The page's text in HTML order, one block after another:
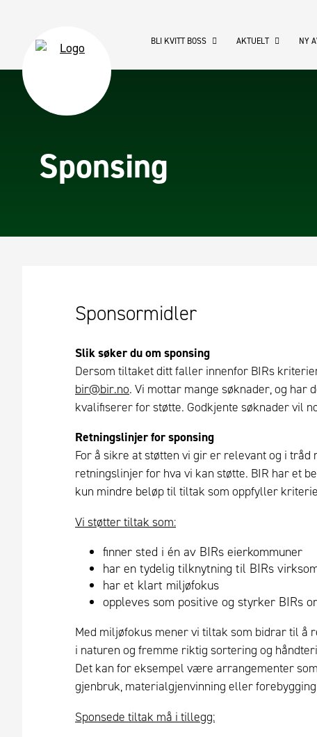
BLI KVITT BOSS AKTUELT NY
Sponsing
Sponsormidler
Slik søker du om sponsing
Dersom tiltaket ditt faller innenfor BIRs
bir@bir.no. Vi mottar mange søknader, og har
kvalifiserer for støtte. Godkjente søknader vil
Retningslinjer for sponsing
For å sikre at støtten vi gir er relevant og i
retningslinjer for hva vi kan støtte. BIR har et
kun mindre beløp til tiltak som oppfyller
Vi støtter tiltak som:
finner sted i én av BIRs eierkommuner
har en tydelig tilknytning til BIRs
har et klart miljøfokus
oppleves som positive og styrker BIRs
Med miljøfokus mener vi tiltak som bidrar til å
i naturen og fremme riktig sortering og
Det kan for eksempel være arrangementer
gjenbruk, materialgjenvinning eller
Sponsede tiltak må i tillegg: